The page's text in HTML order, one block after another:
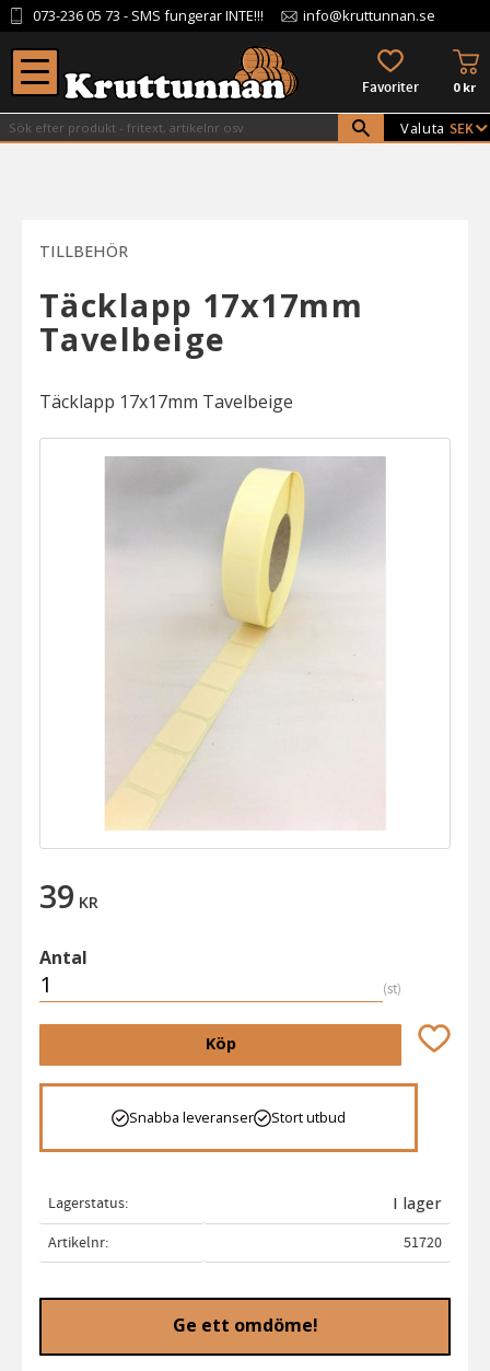
Meny
073-236 05 73 - SMS fungerar INTE!!! info@kruttunnan.se
FAVORITER 0kr
Valuta
TILLBEHÖR
Täcklapp 17x17mm
Tavelbeige
Täcklapp 17x17mm Tavelbeige
39 KR
Antal
st
Köp Lägg till
Snabba leveranser Stort utbud
Lagerstatus
I lager
Artikelnr
51720
Ge ett omdöme!